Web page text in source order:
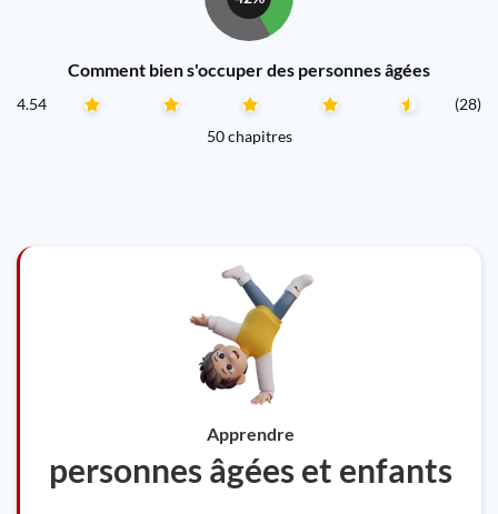
Comment bien s'occuper des personnes âgées
4.54
(28)
50 chapitres
Apprendre
personnes âgées et enfants